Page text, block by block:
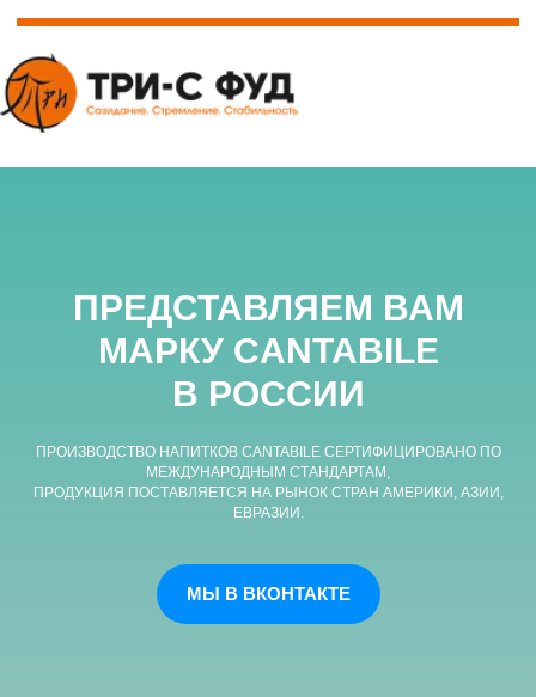
Оставить заявку на
обратную связь ●
ПРЕДСТАВЛЯЕМ ВАМ
МАРКУ CANTABILE
В РОССИИ
ПРОИЗВОДСТВО НАПИТКОВ CANTABILE СЕРТИФИЦИРОВАНО ПО
МЕЖДУНАРОДНЫМ СТАНДАРТАМ,
ПРОДУКЦИЯ ПОСТАВЛЯЕТСЯ НА РЫНОК СТРАН АМЕРИКИ, АЗИИ,
ЕВРАЗИИ.
МЫ В ВКОНТАКТЕ